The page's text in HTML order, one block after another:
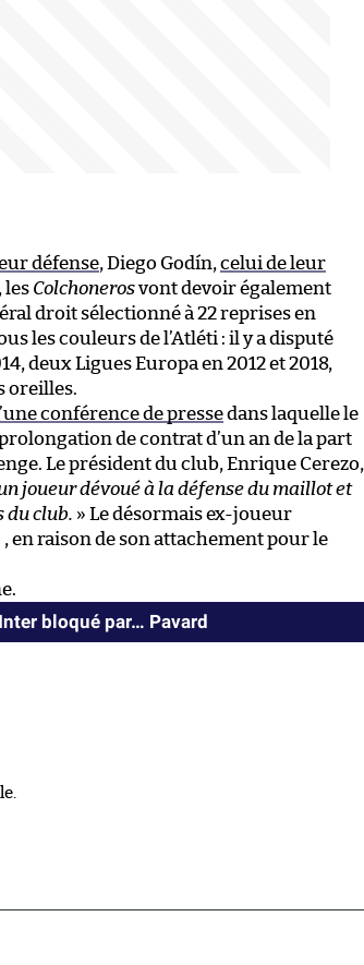
défense, Diego Godín, celui de leur
les Colchonerosvont devoir également
droit sélectionné à 22 reprises en
les couleurs de l’Atléti : il y a disputé
deux Ligues Europa en 2012 et 2018,
oreilles.
conférence de pressedans laquelle le
de contrat d’un an de la part
Le président du club, Enrique Cerezo,
joueur dévoué à la défense du maillot et
du club. » Le désormais ex-joueur
, en raison de son attachement pour le
bloqué par… Pavard